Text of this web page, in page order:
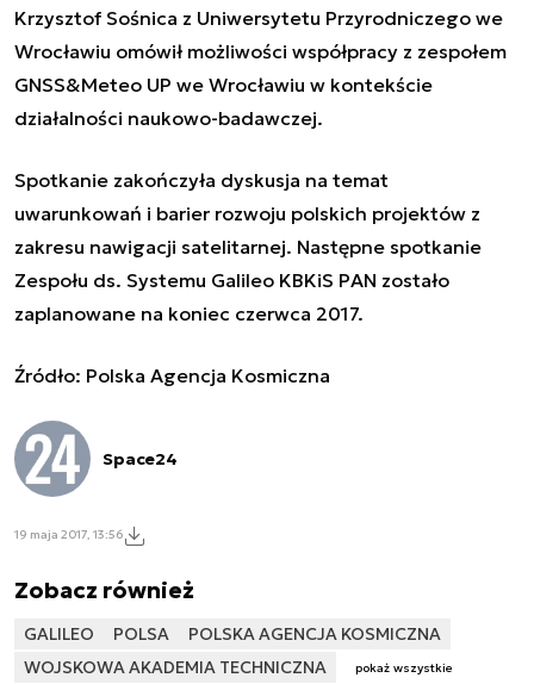
Krzysztof Sośnica z Uniwersytetu Przyrodniczego we
Wrocławiu omówił możliwości współpracy z zespołem
GNSS&Meteo UP we Wrocławiu w kontekście
działalności naukowo-badawczej.
Spotkanie zakończyła dyskusja na temat
uwarunkowań i barier rozwoju polskich projektów z
zakresu nawigacji satelitarnej. Następne spotkanie
Zespołu ds. Systemu Galileo KBKiS PAN zostało
zaplanowane na koniec czerwca 2017.
Źródło: Polska Agencja Kosmiczna
Space24
19 maja 2017, 13:56
Zobacz również
GALILEO POLSA
POLSKA AGENCJA KOSMICZNA
WOJSKOWA AKADEMIA TECHNICZNA
pokaż wszystkie